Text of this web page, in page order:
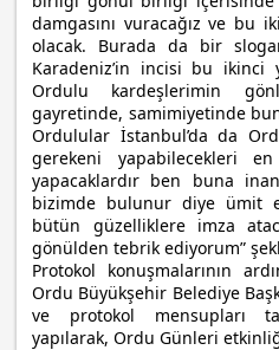
damgasını vuracağız ve bu
olacak. Burada da bir
Karadeniz’in incisi bu ikinci
Ordulu kardeşlerimin
gayretinde, samimiyetinde
Ordulular İstanbul’da da
gerekeni yapabilecekleri
yapacaklardır ben buna
bizimde bulunur diye ümit
bütün güzelliklere imza
gönülden tebrik ediyorum”
Protokol konuşmalarının
Ordu Büyükşehir Belediye
ve protokol mensupları
yapılarak, Ordu Günleri